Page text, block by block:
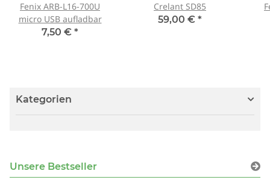
Fenix ARB-L16-700U
micro USB aufladbar
7,50 € *
Crelant SD85
59,00 € *
Kategorien
Unsere Bestseller